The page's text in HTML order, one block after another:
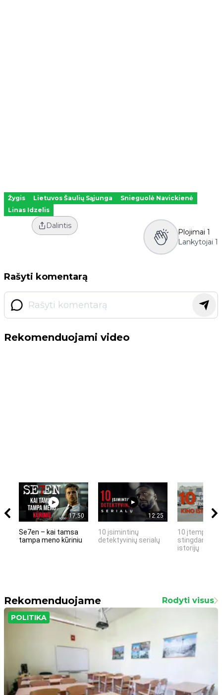
Žygis Lietuvos Šaulių Sąjunga
Snieguolė Navickienė
Linas Idzelis
Dalintis
Plojimai 1
Lankytojai 1
Rašyti komentarą
Rekomenduojami video
17:50
Se7en – kai tamsa
tampa meno kūriniu
12:25
10 įsimintinų
detektyvinių serialų
10 įtemptų,
stingdančių
istorijų
Rekomenduojame Rodyti visus
POLITIKA